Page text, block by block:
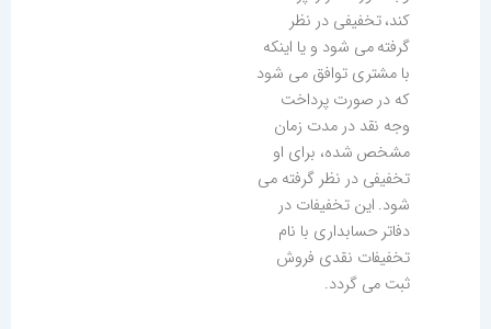
کند، تخفیفی در نظر
گرفته می شود و یا اینکه
با مشتری توافق می شود
که در صورت پرداخت
وجه نقد در مدت زمان
مشخص شده، برای او
تخفیفی در نظر گرفته می
شود. این تخفیفات در
دفاتر حسابداری با نام
تخفیفات نقدی فروش
ثبت می گردد.